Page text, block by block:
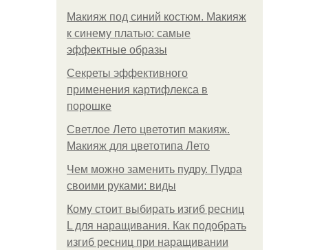
Макияж под синий костюм. Макияж
к синему платью: самые
эффектные образы
Секреты эффективного
применения картифлекса в
порошке
Светлое Лето цветотип макияж.
Макияж для цветотипа Лето
Чем можно заменить пудру. Пудра
своими руками: виды
Кому стоит выбирать изгиб ресниц
L для наращивания. Как подобрать
изгиб ресниц при наращивании